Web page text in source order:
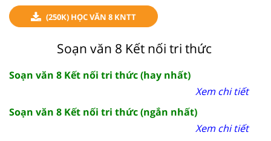
(250K) HỌC VĂN 8 KNTT
Soạn văn 8 Kết nối tri thức
Soạn văn 8 Kết nối tri thức (hay nhất)
Xem chi tiết
Soạn văn 8 Kết nối tri thức (ngắn nhất)
Xem chi tiết